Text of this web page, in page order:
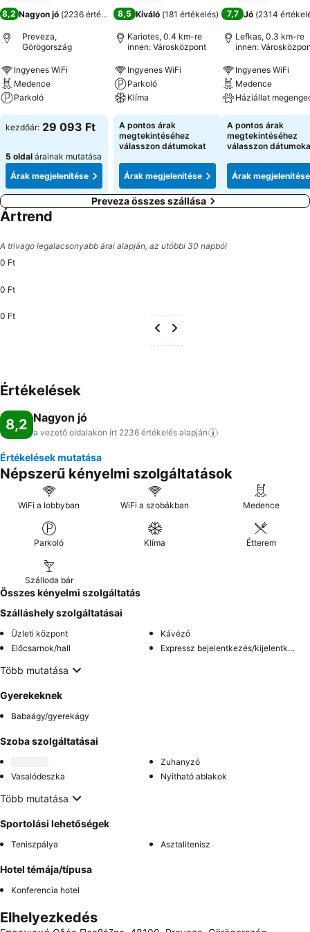
8,2 Nagyon jó (2236 értékelés)
Preveza,
Görögország
Ingyenes WiFi
Medence
Parkoló
kezdőár: 29 093 Ft
5 oldal árainak mutatása
Árak megjelenítése
8,5 Kiváló (181 értékelés)
Kariotes, 0.4 km-re
innen: Városközpont
Ingyenes WiFi
Parkoló
Klíma
A pontos árak
megtekintéséhez
válasszon dátumokat
Árak megjelenítése
7,7 Jó (2314
Lefkas, 0.3 km-re
innen:
Ingyenes WiFi
Medence
Háziállat
A pontos árak
megtekintéséhez
válasszon
Árak megjelenítése
Preveza összes szállása
Ártrend
A trivago legalacsonyabb árai alapján, az utóbbi 30 napból
0 Ft
0 Ft
0 Ft
Értékelések
8,2 Nagyon jó
a vezető oldalakon írt 2236 értékelés alapján
Értékelések mutatása
Népszerű kényelmi szolgáltatások
WiFi a lobbyban WiFi a szobákban Medence
Parkoló Klíma Étterem
Szálloda bár
Összes kényelmi szolgáltatás
Szálláshely szolgáltatásai
Üzleti központ
Kávézó
Előcsarnok/hall
Expressz bejelentkezés/kijelentkezés
Több mutatása
Gyerekeknek
Babaágy/gyerekágy
Szoba szolgáltatásai
Zuhanyzó
Vasalódeszka
Nyitható ablakok
Több mutatása
Sportolási lehetőségek
Teniszpálya Asztalitenisz
Hotel témája/típusa
Konferencia hotel
Elhelyezkedés